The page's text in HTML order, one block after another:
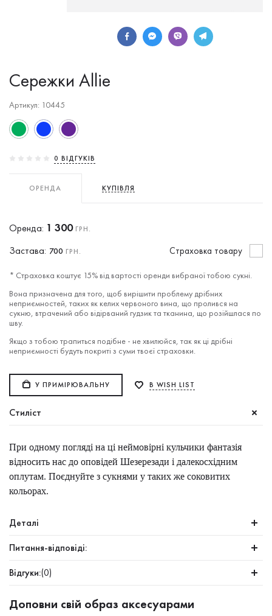
Сережки Allie
Артикул: 10445
0 ВIДГУКIВ
ОРЕНДА КУПІВЛЯ
Оренда: 1 300ГРН.
Застава: 700 ГРН. Cтраховка товару
* Страховка коштує 15% від вартості оренди вибраної тобою сукні.
Вона призначена для того, щоб вирішити проблему дрібних
неприємностей, таких як келих червоного вина, що пролився на
сукню, втрачений або відірваний гудзик та тканина, що розійшлася по
шву.
Якщо з тобою трапиться подібне - не хвилюйся, так як ці дрібні
неприємності будуть покриті з суми твоєї страховки.
У ПРИМІРЮВАЛЬНУ В WISH LIST
Стиліст
При одному погляді на ці неймовірні кульчики фантазія
відносить нас до оповідей Шезерезади і далекосхідним
оплутам. Поєднуйте з сукнями у таких же соковитих
кольорах.
Деталі
Питання-відповіді:
Відгуки:(0)
Доповни свій образ аксесуарами